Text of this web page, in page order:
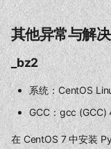
其他异常与解决
_bz2
系统：CentOS
GCC：gcc
在 CentOS 7 中安装